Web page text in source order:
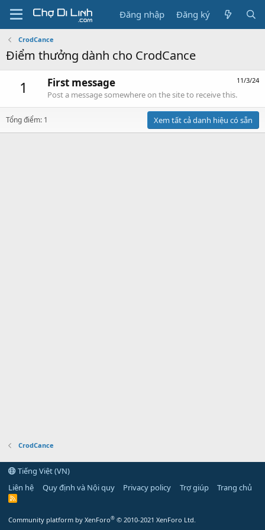
Đăng nhập Đăng ký
CrodCance
Điểm thưởng dành cho CrodCance
1 11/3/24
First message
Post a message somewhere on the site to receive this.
Tổng điểm: 1 Xem tất cả danh hiệu có sẵn
CrodCance
Tiếng Việt (VN)
Liên hệ
Quy định và Nội quy Privacy policy Trợ giúp Trang chủ
R
Community platform by XenForo® © 2010-2021 XenForo Ltd.